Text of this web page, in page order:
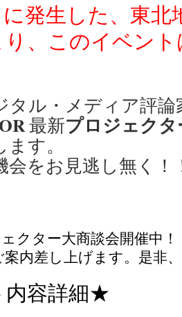
に発生した、東北
、このイベン
タル・メディア評論
最新プロジェクタ
す。
会をお見逃し無く！
クター大商談会開催中！
案内差し上げます。是非
容詳細★